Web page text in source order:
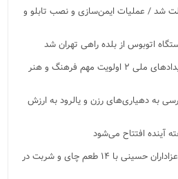
شد / عملیات ایمن‌سازی و نصب تابلو و
توسعه باغ هنر و برگزاری رویدادهای ملی ۲ اولویت مهم فرهنگ و هنر
کمپرسی به دهیاری‌های رزن و یالرود به ارزش
آینده افتتاح می‌شود
پذیرایی متفاوت و باشکوه از عزاداران حسینی با ۱۴ طعم چای و شربت در